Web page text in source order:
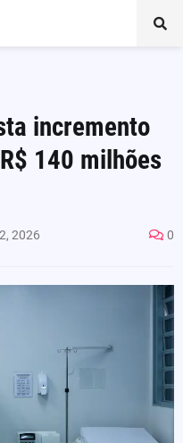
incremento
140 milhões
2026 0